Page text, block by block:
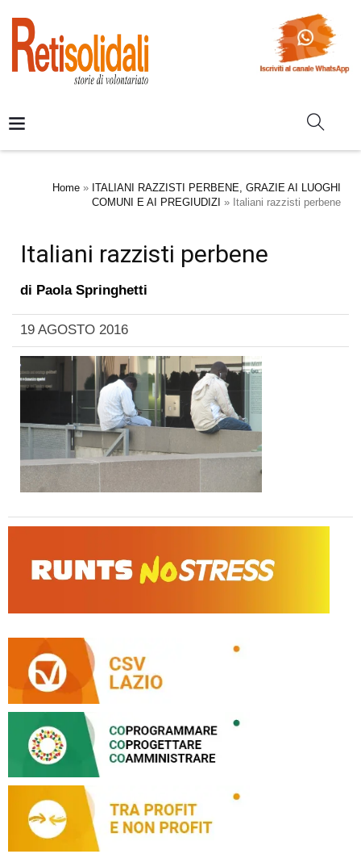
Home » ITALIANI RAZZISTI PERBENE, GRAZIE AI LUOGHI
COMUNI E AI PREGIUDIZI » Italiani razzisti perbene
Italiani razzisti perbene
di Paola Springhetti
19 AGOSTO 2016